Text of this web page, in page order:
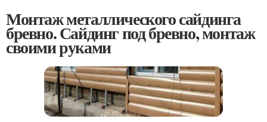
Монтаж металлического сайдинга
бревно. Сайдинг под бревно, монтаж
своими руками